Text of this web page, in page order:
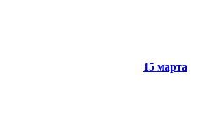
15 марта